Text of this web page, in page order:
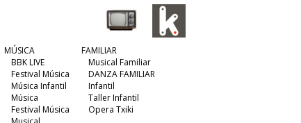
MÚSICA
BBK LIVE
Festival Música
Música Infantil
Música
Festival Música
FAMILIAR
Musical Familiar
DANZA FAMILIAR
Infantil
Taller Infantil
Opera Txiki